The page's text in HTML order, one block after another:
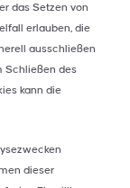
das Setzen von
erlauben, die
ausschließen
Schließen des
kann die
dieser